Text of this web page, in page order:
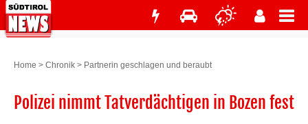
Home > Chronik > Partnerin geschlagen und beraubt
Polizei nimmt Tatverdächtigen in Bozen fest